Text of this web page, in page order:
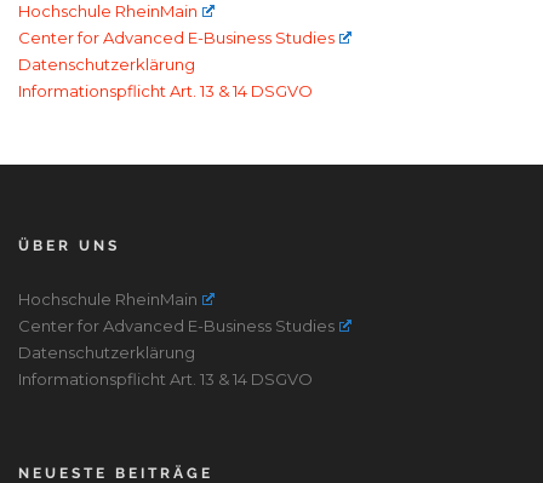
Hochschule RheinMain
Center for Advanced E-Business Studies
Datenschutzerklärung
Informationspflicht Art. 13 & 14 DSGVO
ÜBER UNS
Hochschule RheinMain
Center for Advanced E-Business Studies
Datenschutzerklärung
Informationspflicht Art. 13 & 14 DSGVO
NEUESTE BEITRÄGE